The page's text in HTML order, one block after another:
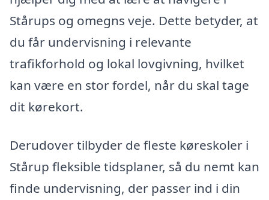
Stårups og omegns veje. Dette betyder, at
du får undervisning i relevante
trafikforhold og lokal lovgivning, hvilket
kan være en stor fordel, når du skal tage
dit kørekort.
Derudover tilbyder de fleste køreskoler i
Stårup fleksible tidsplaner, så du nemt kan
finde undervisning, der passer ind i din